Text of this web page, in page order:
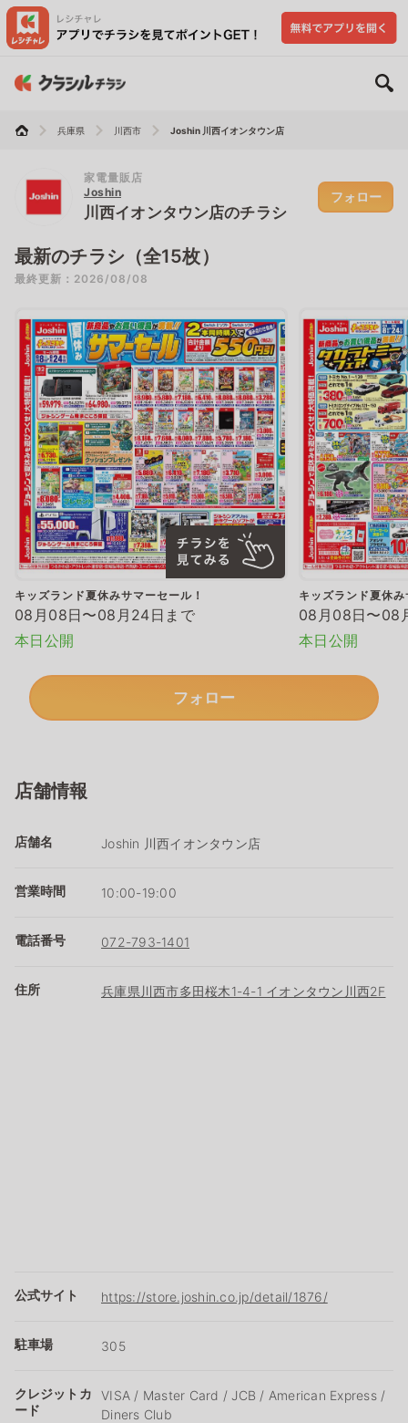
兵庫県 川西市 Joshin 川西イオンタウン店
家電量販店
Joshin
川西イオンタウン店のチラシ
フォロー
最新のチラシ（全15枚）
最終更新：2026/08/08
キッズランド夏休みサマーセール！
08月08日〜08月24日まで
本日公開
キッズランド夏休
08月08日〜08
本日公開
フォロー
店舗情報
店舗名 Joshin 川西イオンタウン店
営業時間 10:00-19:00
電話番号 072-793-1401
住所 兵庫県川西市多田桜木1-4-1 イオンタウン川西2F
公式サイト https://store.joshin.co.jp/detail/1876/
駐車場 305
クレジットカ
ード
VISA / Master Card / JCB / American Express /
Diners Club